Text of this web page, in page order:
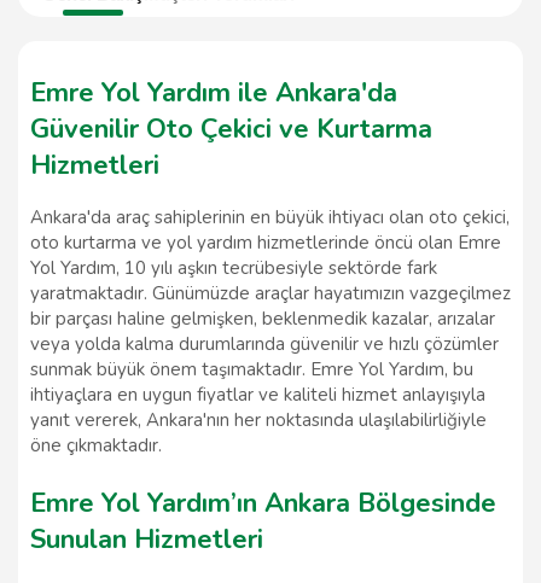
Emre Yol Yardım ile Ankara'da
Güvenilir Oto Çekici ve Kurtarma
Hizmetleri
Ankara'da araç sahiplerinin en büyük ihtiyacı olan oto çekici,
oto kurtarma ve yol yardım hizmetlerinde öncü olan Emre
Yol Yardım, 10 yılı aşkın tecrübesiyle sektörde fark
yaratmaktadır. Günümüzde araçlar hayatımızın vazgeçilmez
bir parçası haline gelmişken, beklenmedik kazalar, arızalar
veya yolda kalma durumlarında güvenilir ve hızlı çözümler
sunmak büyük önem taşımaktadır. Emre Yol Yardım, bu
ihtiyaçlara en uygun fiyatlar ve kaliteli hizmet anlayışıyla
yanıt vererek, Ankara'nın her noktasında ulaşılabilirliğiyle
öne çıkmaktadır.
Emre Yol Yardım’ın Ankara Bölgesinde
Sunulan Hizmetleri